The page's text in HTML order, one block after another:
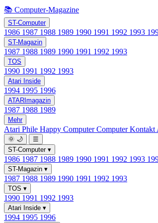
📚 Computer-Magazine
ST-Computer
1986 1987 1988 1989 1990 1991 1992 1993
ST-Magazin
1987 1988 1989 1990 1991 1992 1993
TOS
1990 1991 1992 1993
Atari Inside
1994 1995 1996
ATARImagazin
1987 1988 1989
Mehr
Atari Phile Happy ComputerComputer Kontakt
🌞 🌙
☰
ST-Computer ▾
1986 1987 1988 1989 1990 1991 1992 1993
ST-Magazin ▾
1987 1988 1989 1990 1991 1992 1993
TOS ▾
1990 1991 1992 1993
Atari Inside ▾
1994 1995 1996